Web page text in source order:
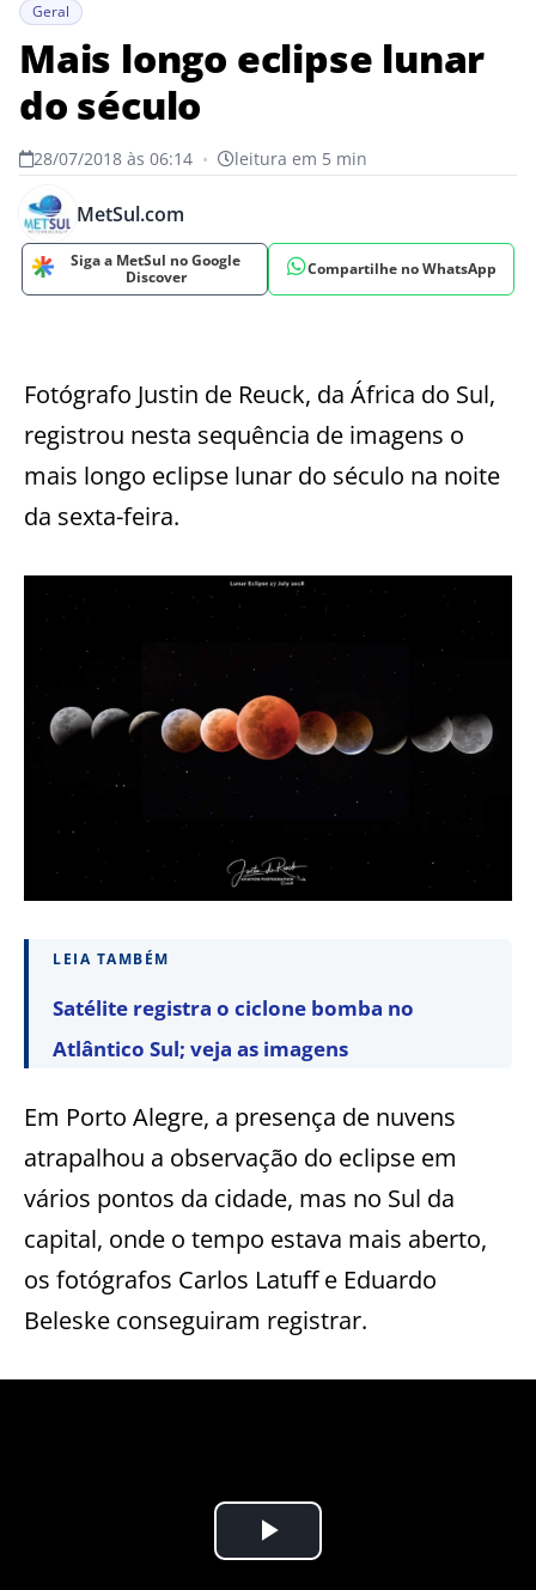
Geral
Mais longo eclipse lunar
do século
28/07/2018 às 06:14 • leitura em 5 min
MetSul.com
Siga a MetSul no Google
Discover
Compartilhe no WhatsApp
Fotógrafo Justin de Reuck, da África do Sul,
registrou nesta sequência de imagens o
mais longo eclipse lunar do século na noite
da sexta-feira.
LEIA TAMBÉM
Satélite registra o ciclone bomba no
Atlântico Sul; veja as imagens
Em Porto Alegre, a presença de nuvens
atrapalhou a observação do eclipse em
vários pontos da cidade, mas no Sul da
capital, onde o tempo estava mais aberto,
os fotógrafos Carlos Latuff e Eduardo
Beleske conseguiram registrar.